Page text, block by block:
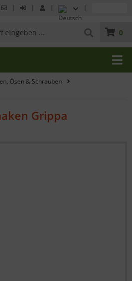
0
Ösen & Schrauben
Grippa